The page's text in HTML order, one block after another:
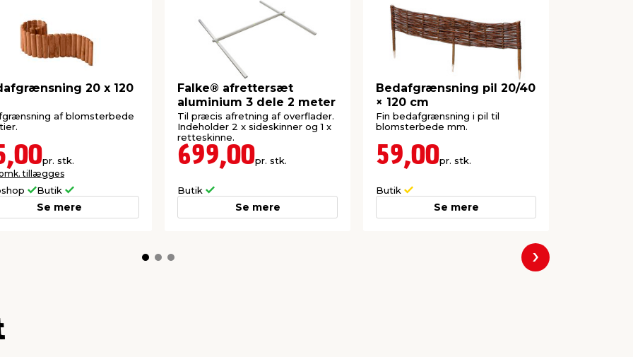
20 x 120
af blomsterbede
pr. stk.
tillægges
Butik
Se mere
Falke® afrettersæt
aluminium 3 dele 2 meter
Til præcis afretning af overflader.
Indeholder 2 x sideskinner og 1 x
retteskinne.
699,00pr. stk.
Butik
Se mere
Bedafgrænsning pil 20/40
× 120 cm
Fin bedafgrænsning i pil til
blomsterbede mm.
59,00pr. stk.
Butik
Se mere
Næste